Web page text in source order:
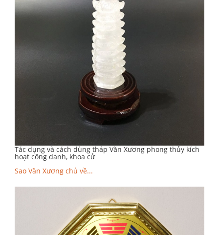
Tác dụng và cách dùng tháp Văn Xương phong thủy kích
hoạt công danh, khoa cử
Sao Văn Xương chủ về...